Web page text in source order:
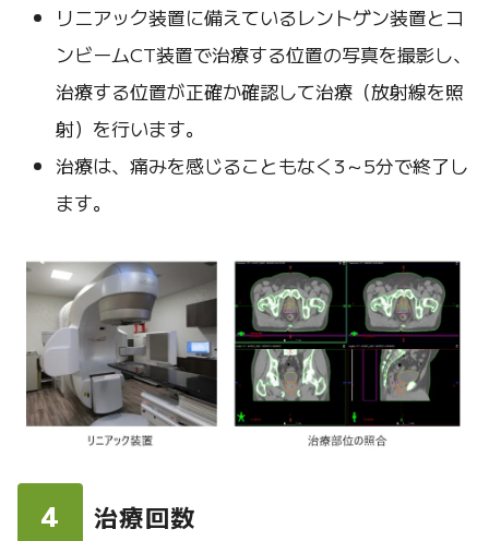
リニアック装置に備えているレントゲン装置とコ
ンビームCT装置で治療する位置の写真を撮影し、
治療する位置が正確か確認して治療（放射線を照
射）を行います。
治療は、痛みを感じることもなく3～5分で終了し
ます。
4 治療回数